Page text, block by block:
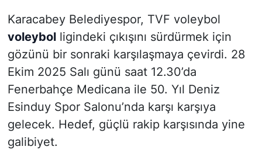
Karacabey Belediyespor, TVF voleybol
voleybolligindeki çıkışını sürdürmek için
gözünü bir sonraki karşılaşmaya çevirdi. 28
Ekim 2025 Salı günü saat 12.30’da
Fenerbahçe Medicana ile 50. Yıl Deniz
Esinduy Spor Salonu’nda karşı karşıya
gelecek. Hedef, güçlü rakip karşısında yine
galibiyet.